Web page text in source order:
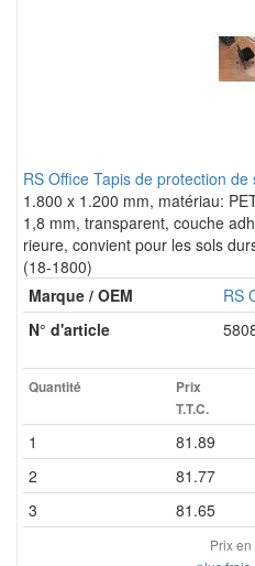
RS Office Tapis de protection
1.800 x 1.200 mm, matériau:
1,8 mm, transparent, couche
rieure, convient pour les sols
(18-1800)
Marque / OEM
RS
N° d'article
Quantité
Prix
T.T.C.
1 81.89
2 81.77
3 81.65
Prix